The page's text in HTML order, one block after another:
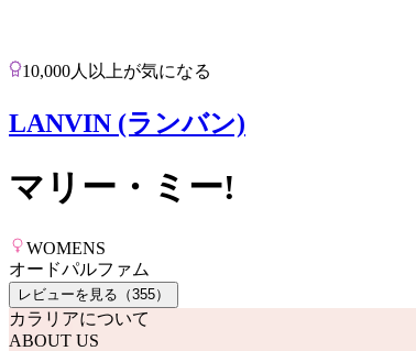
10,000人以上が気になる
LANVIN (ランバン)
マリー・ミー!
WOMENS
オードパルファム
レビューを見る（355）
カラリアについて
ABOUT US